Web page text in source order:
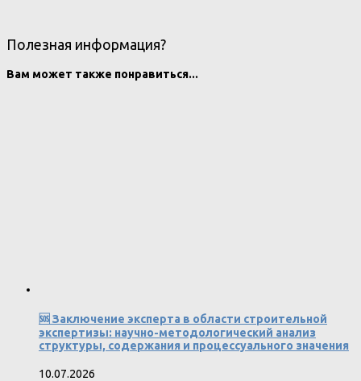
Полезная информация?
Вам может также понравиться...
🆘 Заключение эксперта в области строительной
экспертизы: научно-методологический анализ
структуры, содержания и процессуального значения
10.07.2026